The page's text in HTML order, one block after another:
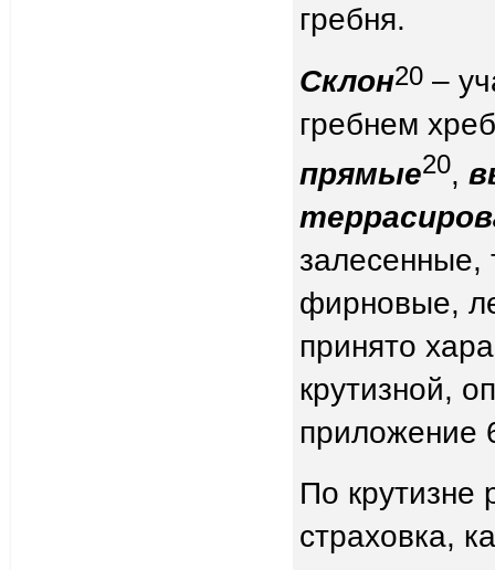
гребня.
Склон20 –
гребнем
прямые20,
залесенные,
фирновые,
принято
крутизной,
приложение
По крутизне
страховка,